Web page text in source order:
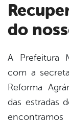
Recuperação das estradas
do
A Prefeitura
com a
Reforma
das estradas